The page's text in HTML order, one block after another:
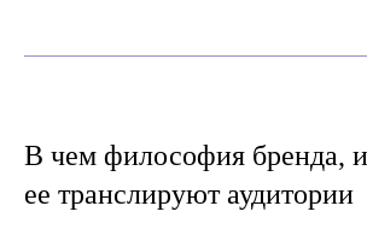
В чем философия бренда,
ее транслируют аудитории